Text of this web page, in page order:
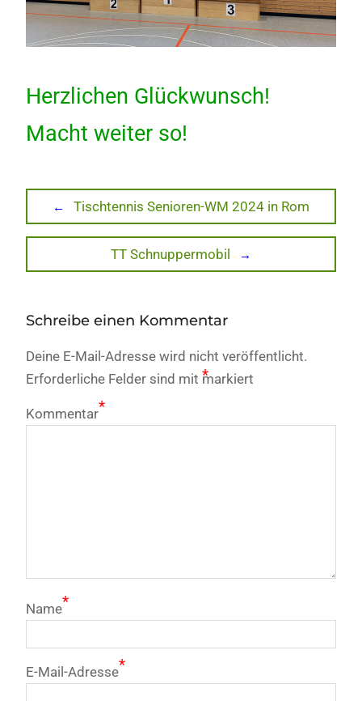
Herzlichen Glückwunsch!
Macht weiter so!
Beitragsnavigation
Previous
post:
Tischtennis Senioren-WM 2024 in Rom
Next
post:
TT Schnuppermobil
Schreibe einen Kommentar
Deine E-Mail-Adresse wird nicht veröffentlicht.
Erforderliche Felder sind mit *
markiert
Kommentar*
Name*
E-Mail-Adresse*